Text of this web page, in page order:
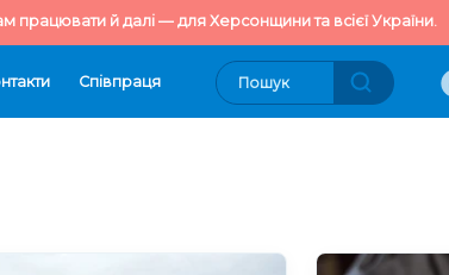
працювати й далі — для Херсонщини та всієї України.
Cпівпраця